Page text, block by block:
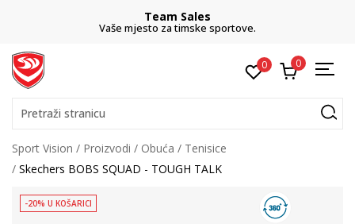
Team Sales
Vaše mjesto za timske sportove.
0 0
Pretraži stranicu
Sport Vision Proizvodi Obuća
Tenisice
Skechers BOBS SQUAD - TOUGH TALK
-20% U KOŠARICI